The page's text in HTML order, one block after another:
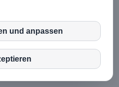
und anpassen